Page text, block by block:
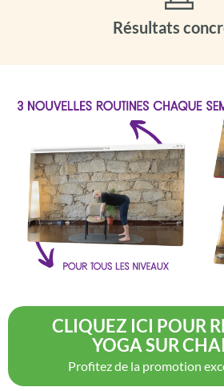
Résultats
CLIQUEZ ICI POUR
YOGA SUR
Profitez de la promotion